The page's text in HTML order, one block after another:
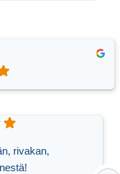
rivakan,